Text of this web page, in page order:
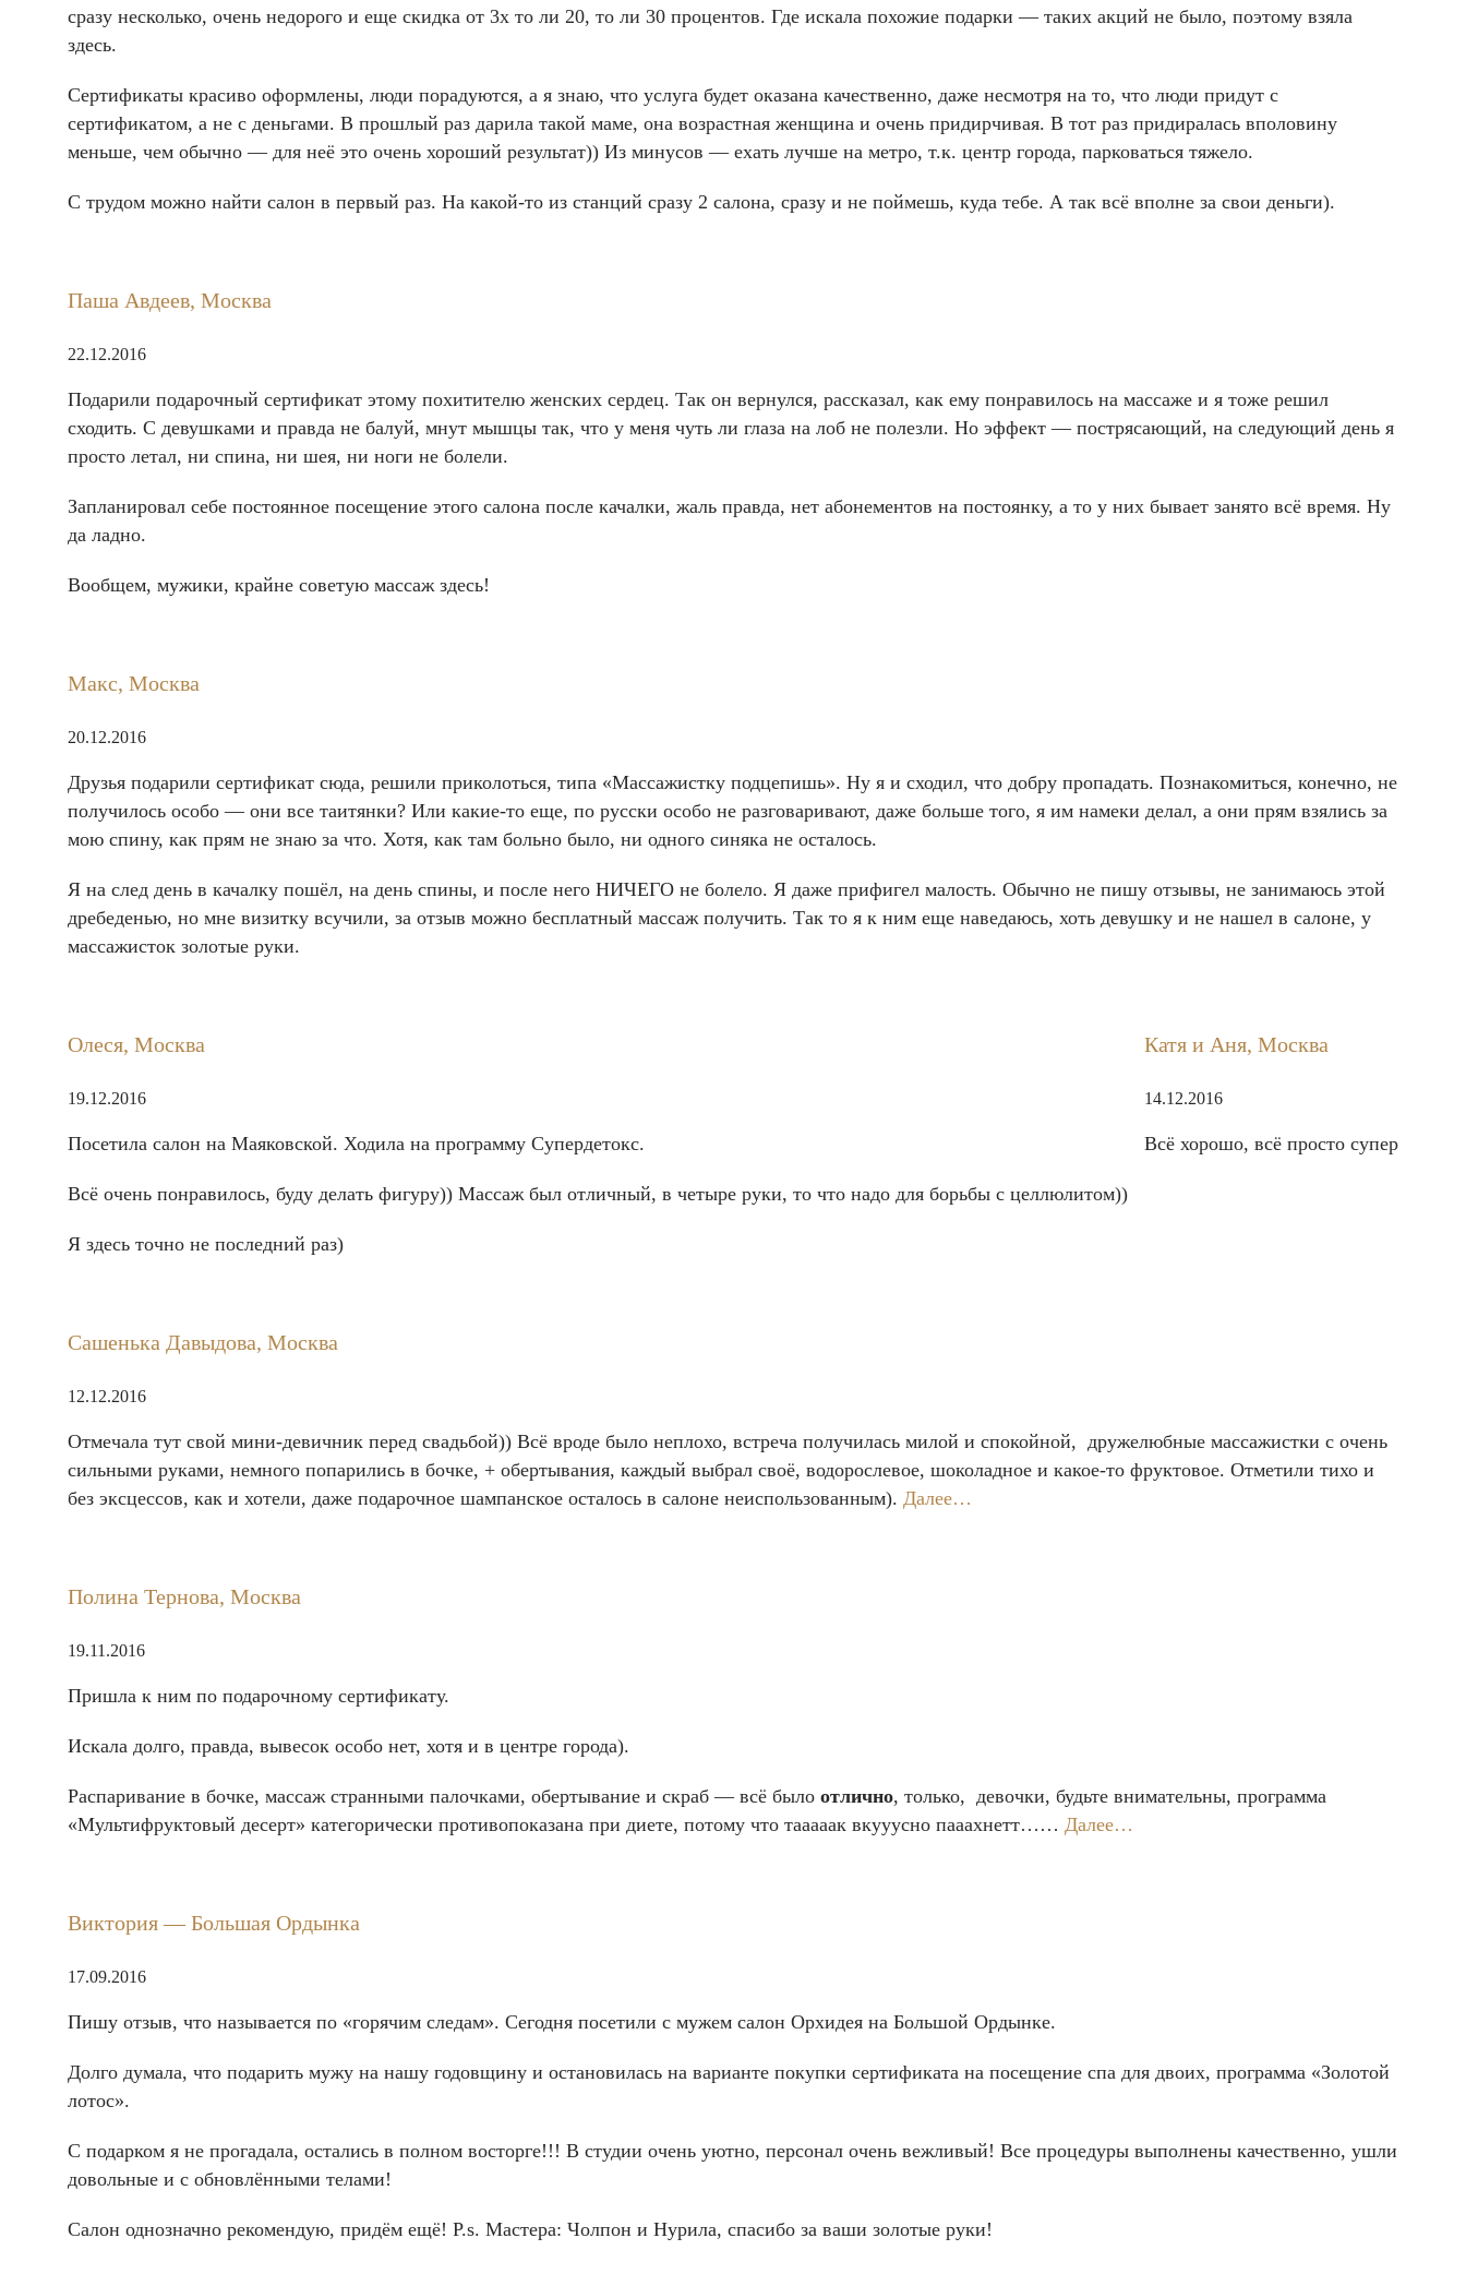
сразу несколько, очень недорого и еще скидка от 3х то ли 20, то ли 30 процентов. Где искала похожие подарки — таких акций не было, поэтому взяла
здесь.
Сертификаты красиво оформлены, люди порадуются, а я знаю, что услуга будет оказана качественно, даже несмотря на то, что люди придут с
сертификатом, а не с деньгами. В прошлый раз дарила такой маме, она возрастная женщина и очень придирчивая. В тот раз придиралась вполовину
меньше, чем обычно — для неё это очень хороший результат)) Из минусов — ехать лучше на метро, т.к. центр города, парковаться тяжело.
С трудом можно найти салон в первый раз. На какой-то из станций сразу 2 салона, сразу и не поймешь, куда тебе. А так всё вполне за свои деньги).
Паша Авдеев, Москва
22.12.2016
Подарили подарочный сертификат этому похитителю женских сердец. Так он вернулся, рассказал, как ему понравилось на массаже и я тоже решил
сходить. С девушками и правда не балуй, мнут мышцы так, что у меня чуть ли глаза на лоб не полезли. Но эффект — пострясающий, на следующий день я
просто летал, ни спина, ни шея, ни ноги не болели.
Запланировал себе постоянное посещение этого салона после качалки, жаль правда, нет абонементов на постоянку, а то у них бывает занято всё время. Ну
да ладно.
Вообщем, мужики, крайне советую массаж здесь!
Макс, Москва
20.12.2016
Друзья подарили сертификат сюда, решили приколоться, типа «Массажистку подцепишь». Ну я и сходил, что добру пропадать. Познакомиться, конечно, не
получилось особо — они все таитянки? Или какие-то еще, по русски особо не разговаривают, даже больше того, я им намеки делал, а они прям взялись за
мою спину, как прям не знаю за что. Хотя, как там больно было, ни одного синяка не осталось.
Я на след день в качалку пошёл, на день спины, и после него НИЧЕГО не болело. Я даже прифигел малость. Обычно не пишу отзывы, не занимаюсь этой
дребеденью, но мне визитку всучили, за отзыв можно бесплатный массаж получить. Так то я к ним еще наведаюсь, хоть девушку и не нашел в салоне, у
массажисток золотые руки.
Олеся, Москва
19.12.2016
Посетила салон на Маяковской. Ходила на программу Супердетокс.
Всё очень понравилось, буду делать фигуру)) Массаж был отличный, в четыре руки, то что надо для борьбы с целлюлитом))
Я здесь точно не последний раз)
Катя и Аня, Москва
14.12.2016
Всё хорошо, всё просто супер
Сашенька Давыдова, Москва
12.12.2016
Отмечала тут свой мини-девичник перед свадьбой)) Всё вроде было неплохо, встреча получилась милой и спокойной, дружелюбные массажистки с очень
сильными руками, немного попарились в бочке, + обертывания, каждый выбрал своё, водорослевое, шоколадное и какое-то фруктовое. Отметили тихо и
без эксцессов, как и хотели, даже подарочное шампанское осталось в салоне неиспользованным). Далее…
Полина Тернова, Москва
19.11.2016
Пришла к ним по подарочному сертификату.
Искала долго, правда, вывесок особо нет, хотя и в центре города).
Распаривание в бочке, массаж странными палочками, обертывание и скраб — всё было отлично, только, девочки, будьте внимательны, программа
«Мультифруктовый десерт» категорически противопоказана при диете, потому что тааааак вкууусно пааахнетт…… Далее…
Виктория — Большая Ордынка
17.09.2016
Пишу отзыв, что называется по «горячим следам». Сегодня посетили с мужем салон Орхидея на Большой Ордынке.
Долго думала, что подарить мужу на нашу годовщину и остановилась на варианте покупки сертификата на посещение спа для двоих, программа «Золотой
лотос».
С подарком я не прогадала, остались в полном восторге!!! В студии очень уютно, персонал очень вежливый! Все процедуры выполнены качественно, ушли
довольные и с обновлёнными телами!
Салон однозначно рекомендую, придём ещё! P.s. Мастера: Чолпон и Нурила, спасибо за ваши золотые руки!